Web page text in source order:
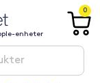
enheter
0